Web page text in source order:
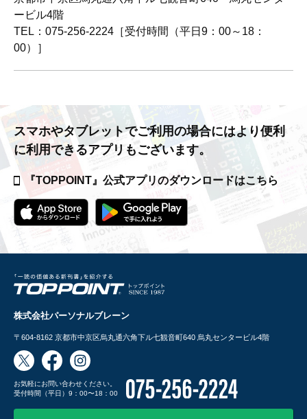
ービル4階
TEL：075-256-2224［受付時間（平日9：00～18：
00）］
スマホやタブレットでご利用の場合にはより便利
に利用できるアプリもございます。
『TOPPOINT』公式アプリのダウンロードはこちら
株式会社パーソナルブレーン
〒604-8162 京都市中京区烏丸通六角下ル七観音町640 烏丸センタービル4階
お気軽にお問い合わせください。
受付時間（平日）9：00〜18：00